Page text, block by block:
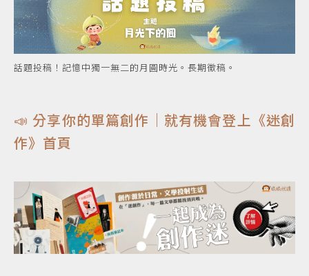
話題投稿！記憶中獨一無二的月圓時光。長期徵稿。
📣 分享你的單篇創作｜就有機會登上《迷創
作》首頁